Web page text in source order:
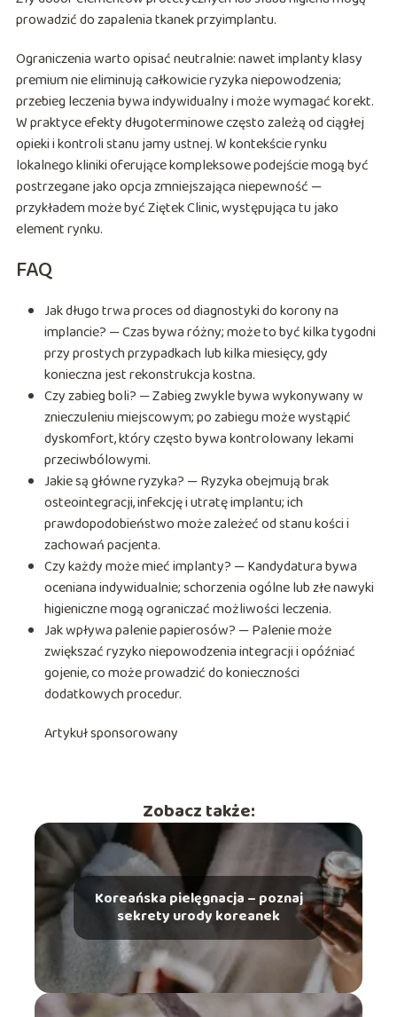
prowadzić do zapalenia tkanek przyimplantu.
Ograniczenia warto opisać neutralnie: nawet implanty klasy
premium nie eliminują całkowicie ryzyka niepowodzenia;
przebieg leczenia bywa indywidualny i może wymagać korekt.
W praktyce efekty długoterminowe często zależą od ciągłej
opieki i kontroli stanu jamy ustnej. W kontekście rynku
lokalnego kliniki oferujące kompleksowe podejście mogą być
postrzegane jako opcja zmniejszająca niepewność —
przykładem może być Ziętek Clinic, występująca tu jako
element rynku.
FAQ
Jak długo trwa proces od diagnostyki do korony na
implancie? — Czas bywa różny; może to być kilka tygodni
przy prostych przypadkach lub kilka miesięcy, gdy
konieczna jest rekonstrukcja kostna.
Czy zabieg boli? — Zabieg zwykle bywa wykonywany w
znieczuleniu miejscowym; po zabiegu może wystąpić
dyskomfort, który często bywa kontrolowany lekami
przeciwbólowymi.
Jakie są główne ryzyka? — Ryzyka obejmują brak
osteointegracji, infekcję i utratę implantu; ich
prawdopodobieństwo może zależeć od stanu kości i
zachowań pacjenta.
Czy każdy może mieć implanty? — Kandydatura bywa
oceniana indywidualnie; schorzenia ogólne lub złe nawyki
higieniczne mogą ograniczać możliwości leczenia.
Jak wpływa palenie papierosów? — Palenie może
zwiększać ryzyko niepowodzenia integracji i opóźniać
gojenie, co może prowadzić do konieczności
dodatkowych procedur.
Artykuł sponsorowany
Zobacz także:
Koreańska pielęgnacja – poznaj
sekrety urody koreanek